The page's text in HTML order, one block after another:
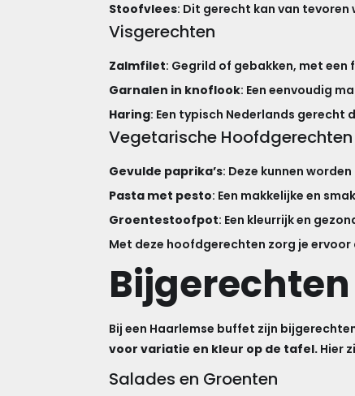
Stoofvlees: Dit gerecht kan van
Visgerechten
Zalmfilet: Gegrild of gebakken, met
Garnalen in knoflook: Een eenvoudig
Haring: Een typisch Nederlands
Vegetarische Hoofdgerechten
Gevulde paprika’s: Deze kunnen
Pasta met pesto: Een makkelijke en
Groentestoofpot: Een kleurrijk en
Met deze hoofdgerechten zorg je
Bij een Haarlemse buffet zijn
voor variatie en kleur op de tafel. Hier
Salades en Groenten